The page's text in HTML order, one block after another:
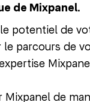
de Mixpanel.
potentiel de
parcours de
Mixpanel de